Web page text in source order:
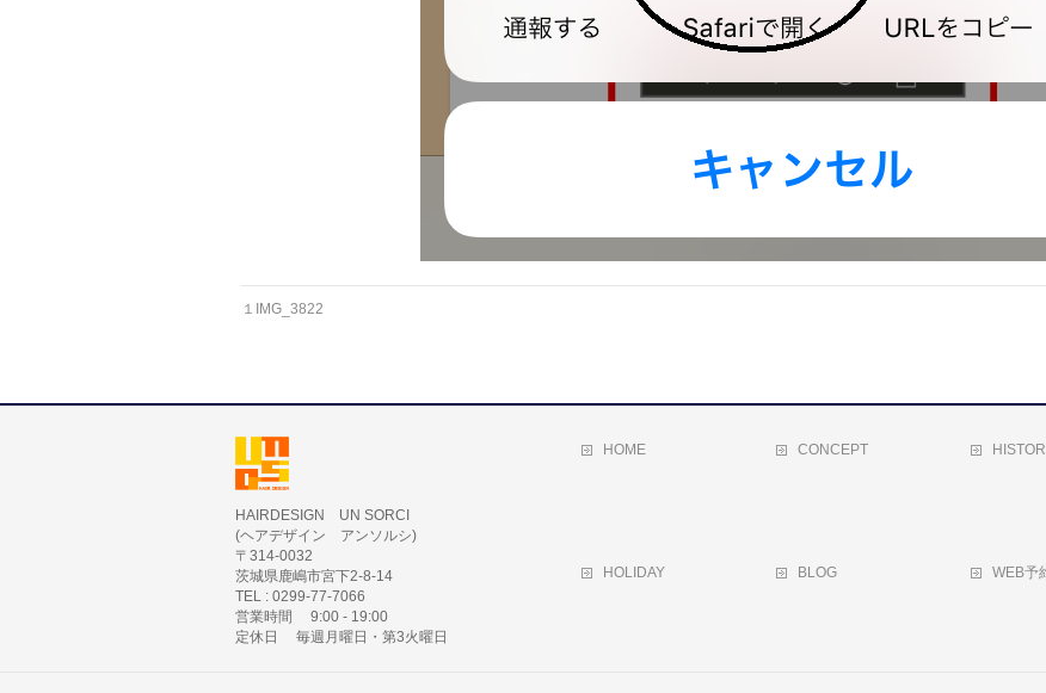
１IMG_3822
HAIRDESIGN UN SORCI
(ヘアデザイン アンソルシ)
〒314-0032
茨城県鹿嶋市宮下2-8-14
TEL : 0299-77-7066
営業時間 9:00 - 19:00
定休日 毎週月曜日・第3火曜日
HOME CONCEPT
HOLIDAY BLOG WEB予